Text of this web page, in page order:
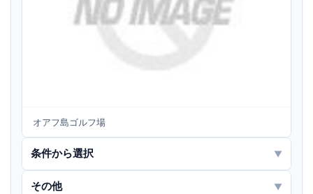
オアフ島ゴルフ場
条件から選択 ▼
その他 ▼